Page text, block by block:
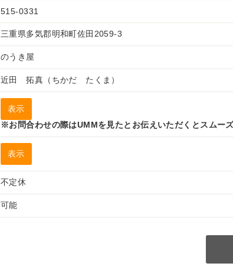
515-0331
三重県多気郡明和町佐田2059-3
のうき屋
近田 拓真（ちかだ たくま）
表示
※お問合わせの際はUMMを見たとお伝えいただくとスムーズ
表示
不定休
可能